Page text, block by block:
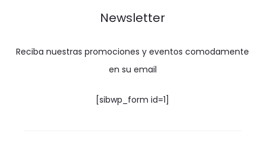
Newsletter
Reciba nuestras promociones y eventos comodamente
en su email
[sibwp_form id=1]